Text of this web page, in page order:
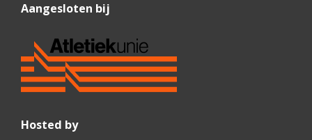
Aangesloten bij
Hosted by